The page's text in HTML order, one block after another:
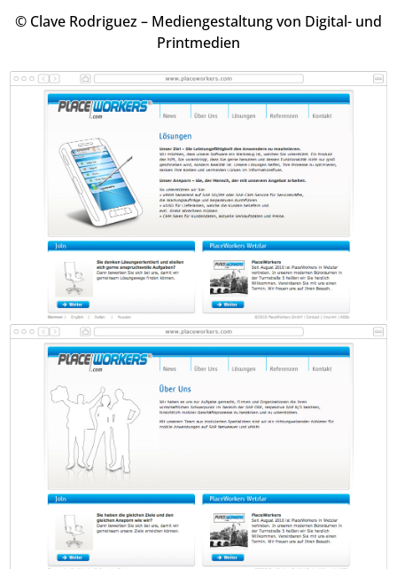
© Clave Rodriguez – Mediengestaltung von Digital- und
Printmedien